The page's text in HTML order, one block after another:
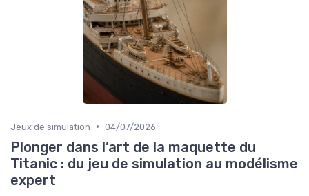
Jeux de simulation • 04/07/2026
Plonger dans l’art de la maquette du
Titanic : du jeu de simulation au modélisme
expert